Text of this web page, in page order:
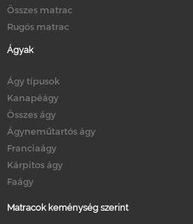
Összes matrac
Rugós matrac
Ágyak
Ágy típusok
Kanapéágy
Összes ágy
Ágyneműtartós ágy
Franciaágy
Kárpitos ágy
Faágy
Matracok keménység szerint